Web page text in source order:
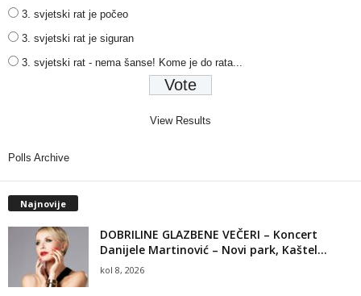
3. svjetski rat je počeo
3. svjetski rat je siguran
3. svjetski rat - nema šanse! Kome je do rata...
View Results
Polls Archive
Najnovije
DOBRILINE GLAZBENE VEČERI – Koncert
Danijele Martinović – Novi park, Kaštel...
kol 8, 2026